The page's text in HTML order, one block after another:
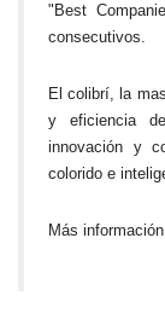
"Best
consecutivos.
El colibrí, la
y eficiencia
innovación y
colorido e
Más